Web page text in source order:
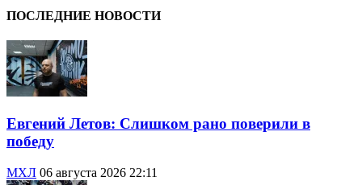
ПОСЛЕДНИЕ НОВОСТИ
Евгений Летов: Слишком рано поверили в
победу
МХЛ 06 августа 2026 22:11